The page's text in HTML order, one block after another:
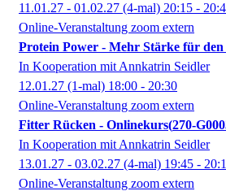
11.01.27 - 01.02.27 (4-mal) 20:15 -
Online-Veranstaltung zoom extern
Protein Power - Mehr Stärke für
In Kooperation mit Annkatrin Seidler
12.01.27 (1-mal) 18:00 - 20:30
Online-Veranstaltung zoom extern
Fitter Rücken - Onlinekurs 270-
In Kooperation mit Annkatrin Seidler
13.01.27 - 03.02.27 (4-mal) 19:45 -
Online-Veranstaltung zoom extern